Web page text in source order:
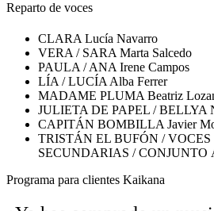
Reparto de voces
CLARA Lucía Navarro
VERA / SARA Marta Salcedo
PAULA / ANA Irene Campos
LÍA / LUCÍA Alba Ferrer
MADAME PLUMA Beatriz
JULIETA DE PAPEL / BELLYA
CAPITÁN BOMBILLA Javier
TRISTÁN EL BUFÓN /
SECUNDARIAS / CONJUNTO
Programa para clientes Kaikana